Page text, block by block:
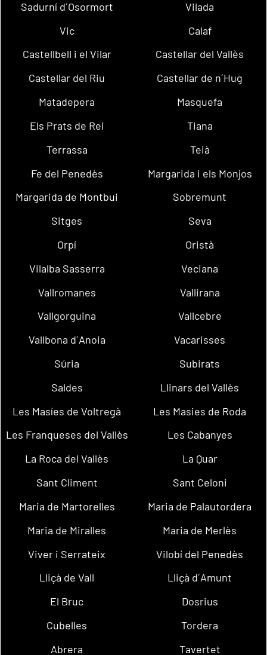
Sadurní d´Osormort
Vilada
Vic
Calaf
Castellbell i el Vilar
Castellar del Vallès
Castellar del Riu
Castellar de n´Hug
Matadepera
Masquefa
Els Prats de Rei
Tiana
Terrassa
Teià
Fe del Penedès
Margarida i els Monjos
Margarida de Montbui
Sobremunt
Sitges
Seva
Orpí
Oristà
Vilalba Sasserra
Veciana
Vallromanes
Vallirana
Vallgorguina
Vallcebre
Vallbona d´Anoia
Vacarisses
Súria
Subirats
Saldes
Llinars del Vallès
Les Masíes de Voltregà
Les Masies de Roda
Les Franqueses del Vallès
Les Cabanyes
La Roca del Vallès
La Quar
Sant Climent
Sant Celoni
Maria de Martorelles
Maria de Palautordera
Maria de Miralles
Maria de Merlès
Viver i Serrateix
Vilobí del Penedès
Lliçà de Vall
Lliçà d´Amunt
El Bruc
Dosrius
Cubelles
Tordera
Abrera
Tavertet